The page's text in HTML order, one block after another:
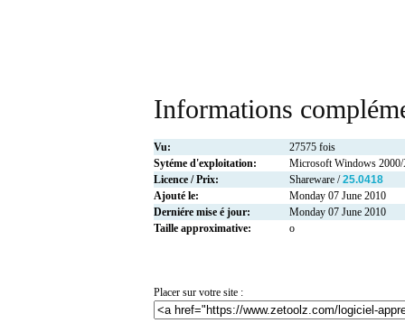
Informations
Vu:
27575 fois
Sytéme d'exploitation:
Microsoft Windows
Licence / Prix:
Shareware /25.0418
Ajouté le:
Monday 07 June 2010
Derniére mise é jour:
Monday 07 June 2010
Taille approximative:
o
Placer sur votre site :